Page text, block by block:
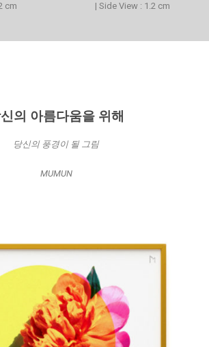
cm
| Side View : 1.2 cm
의 아름다움을 위해
당신의 풍경이 될 그림
MUMUN